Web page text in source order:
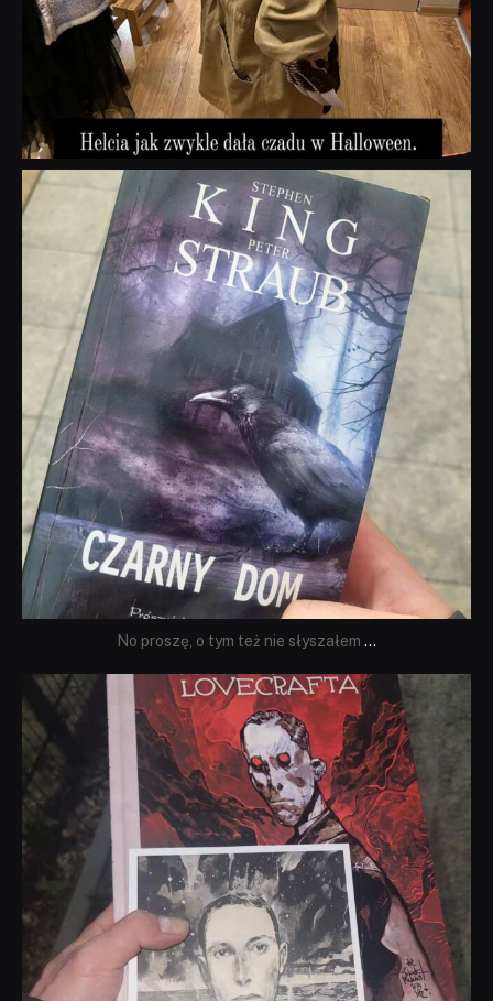
dobryhorror
Wrz 23
No proszę, o tym też nie słyszałem ...
dobryhorror
Wrz 19